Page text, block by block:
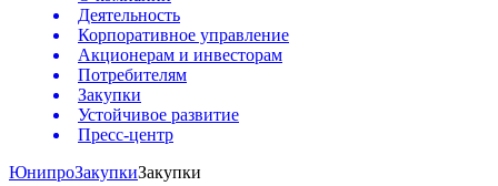
Деятельность
Корпоративное управление
Акционерам и инвесторам
Потребителям
Закупки
Устойчивое развитие
Пресс-центр
ЮнипроЗакупкиЗакупки